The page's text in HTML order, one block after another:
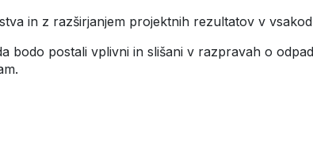
in z razširjanjem projektnih rezultatov v
bodo postali vplivni in slišani v razpravah o